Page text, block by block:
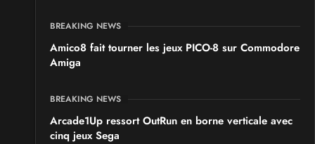
BREAKING NEWS
Amico8 fait tourner les jeux PICO-8 sur Commodore
Amiga
BREAKING NEWS
Arcade1Up ressort OutRun en borne verticale avec
cinq jeux Sega